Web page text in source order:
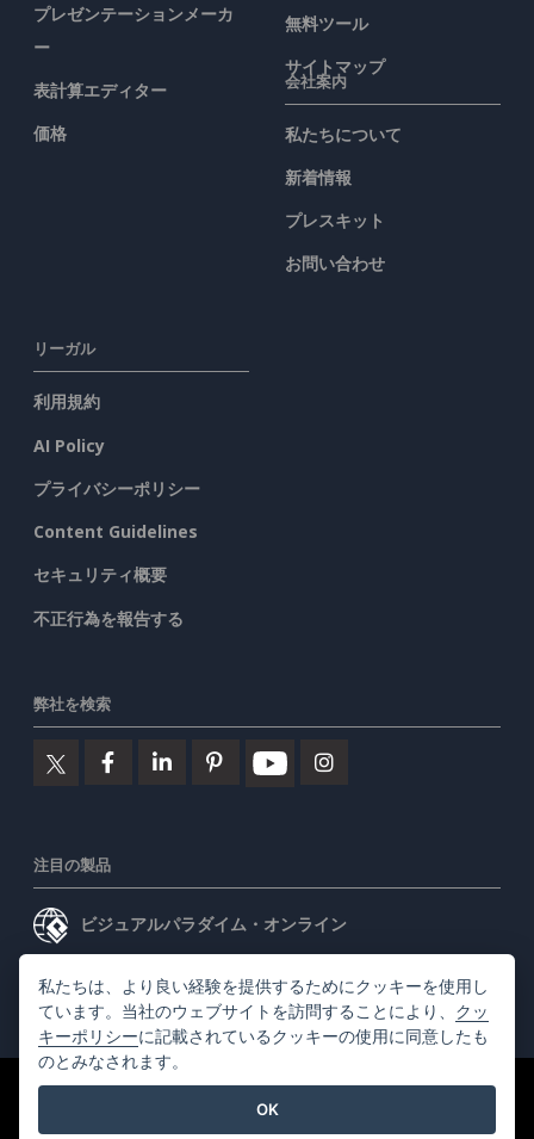
プレゼンテーションメーカ
ー
表計算エディター
価格
無料ツール
サイトマップ
会社案内
私たちについて
新着情報
プレスキット
お問い合わせ
リーガル
利用規約
AI Policy
プライバシーポリシー
Content Guidelines
セキュリティ概要
不正行為を報告する
弊社を検索
注目の製品
ビジュアルパラダイム・オンライン
ビジュアルパラダイムデスクトップ
©2026 by Visual Paradigm. 全ての権利を有する
私たちは、より良い経験を提供するためにクッキーを使用し
ています。当社のウェブサイトを訪問することにより、 クッ
キーポリシーに記載されているクッキーの使用に同意したも
のとみなされます。
OK